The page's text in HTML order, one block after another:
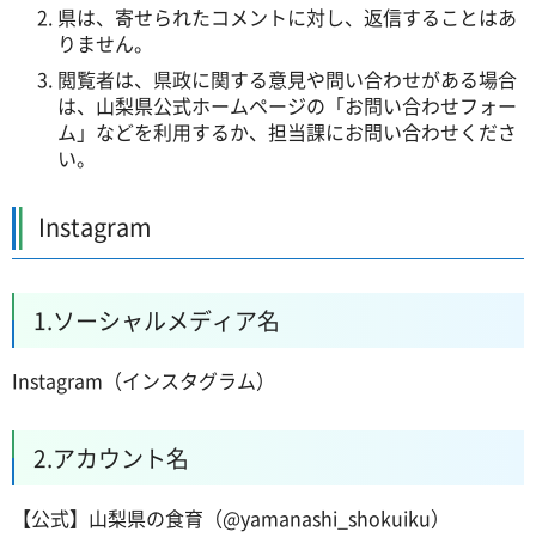
県は、寄せられたコメントに対し、返信することはあ
りません。
閲覧者は、県政に関する意見や問い合わせがある場合
は、山梨県公式ホームページの「お問い合わせフォー
ム」などを利用するか、担当課にお問い合わせくださ
い。
Instagram
1.ソーシャルメディア名
Instagram（インスタグラム）
2.アカウント名
【公式】山梨県の食育（@yamanashi_shokuiku）